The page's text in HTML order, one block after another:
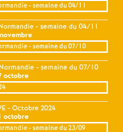
- semaine du 04/11
- semaine du 07/10
octobre
- Octobre 2024
octobre